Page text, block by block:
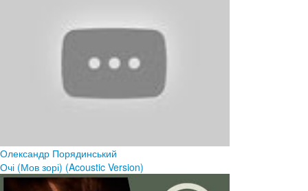
Олександр Порядинський
Очі (Мов зорі) (Acoustic Version)